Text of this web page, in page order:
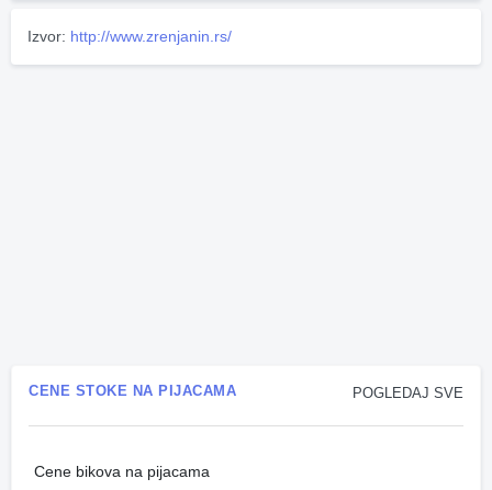
Izvor: http://www.zrenjanin.rs/
POGLEDAJ SVE
CENE STOKE NA PIJACAMA
Cene bikova na pijacama